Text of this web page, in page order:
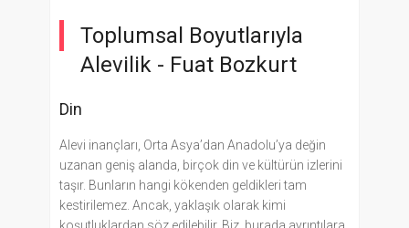
Toplumsal Boyutlarıyla
Alevilik - Fuat Bozkurt
Din
Alevi inançları, Orta Asya’dan Anadolu’ya değin
uzanan geniş alanda, birçok din ve kültürün izlerini
taşır. Bunların hangi kökenden geldikleri tam
kestirilemez. Ancak, yaklaşık olarak kimi